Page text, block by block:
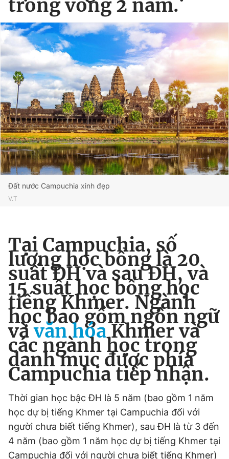
trong vòng 2 năm.
Đất nước Campuchia xinh đẹp
V.T
Tại Campuchia, số
lượng học bổng là 20
suất ĐH và sau ĐH, và
15 suất học bổng học
tiếng Khmer. Ngành
học bao gồm ngôn ngữ
vàvăn hóaKhmer và
các ngành học trong
danh mục được phía
Campuchia tiếp nhận.
Thời gian học bậc ĐH là 5 năm (bao gồm 1 năm
học dự bị tiếng Khmer tại Campuchia đối với
người chưa biết tiếng Khmer), sau ĐH là từ 3 đến
4 năm (bao gồm 1 năm học dự bị tiếng Khmer tại
Campuchia đối với người chưa biết tiếng Khmer)